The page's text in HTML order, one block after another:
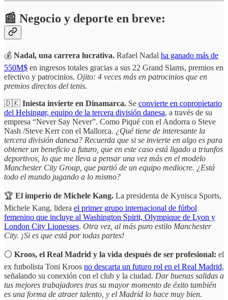
📰 Negocio y deporte en breve:
💰 Nadal, una carrera lucrativa. Rafael Nadal ha ganado más de
550M$ en ingresos totales gracias a sus 22 Grand Slams, premios en
efectivo y patrocinios. Ojito: 4 veces más en patrocinios que en
premios directos del tenis.
🇩🇰 Iniesta invierte en Dinamarca. Se convierte en copropietario
del Helsingør, equipo de la tercera división danesa, a través de su
empresa “Never Say Never”. Como Piqué con el Andorra o Steve
Nash /Steve Kerr con el Mallorca. ¿Qué tiene de interesante la
tercera división danesa? Recuerda que si se invierte en algo es para
obtener un beneficio a futuro, que en este caso está ligado a triunfos
deportivos, lo que me lleva a pensar una vez más en el modelo
Manchester City Group, que partió de un equipo mediocre. ¿Está
todo el mundo jugando a lo mismo?
🏆 El imperio de Michele Kang. La presidenta de Kynisca Sports,
Michele Kang, lidera el primer grupo internacional de fútbol
femenino que incluye al Washington Spirit, Olympique de Lyon y
London City Lionesses. Otra vez, al más puro estilo Manchester
City. ¡Si es que está por todas partes!
⚪ Kroos, el Real Madrid y la vida después de ser profesional: el
ex futbolista Toni Kroos no descarta un futuro rol en el Real Madrid,
señalando su conexión con el club y la ciudad. Dar buenas salidas a
tus mejores trabajadores tras su mayor momento de éxito también
es una forma de atraer talento, y el Madrid lo hace muy bien.